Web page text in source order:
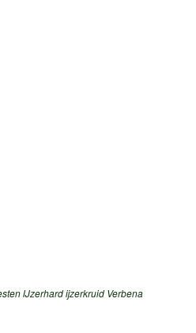
IJzerhardijzerkruid Verbena